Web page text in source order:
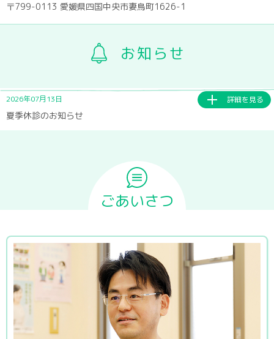
〒799-0113 愛媛県四国中央市妻鳥町1626-1
お知らせ
2026年07月13日
夏季休診のお知らせ
詳細を見る
ごあいさつ